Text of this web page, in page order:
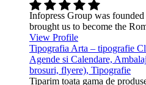
Infopress Group was
brought us to become the
View Profile
Tipografia Arta – tipografie
Agende si Calendare,
brosuri, flyere), Tipografie
Tiparim toata gama de